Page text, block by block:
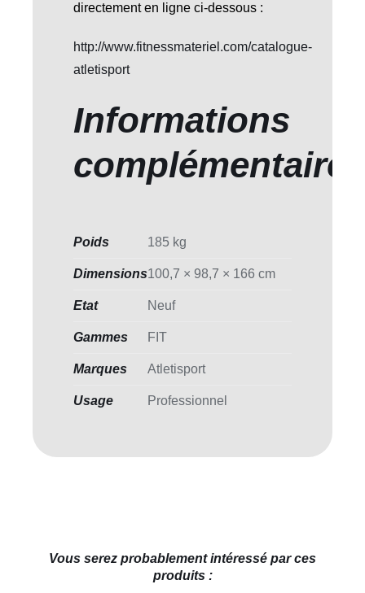
directement en ligne ci-dessous :
http://www.fitnessmateriel.com/catalogue-
atletisport
Informations
complémentaires
Poids 185 kg
Dimensions100,7 × 98,7 × 166 cm
Etat Neuf
Gammes FIT
Marques Atletisport
Usage Professionnel
Vous serez probablement intéressé par ces
produits :